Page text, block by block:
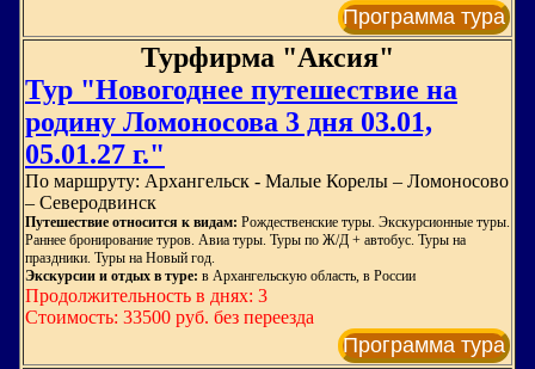
Программа тура
Турфирма "Аксия"
Тур "Новогоднее путешествие на
родину Ломоносова 3 дня 03.01,
05.01.27 г."
По маршруту: Архангельск - Малые Корелы – Ломоносово
– Северодвинск
Путешествие относится к видам: Рождественские туры. Экскурсионные туры.
Раннее бронирование туров. Авиа туры. Туры по Ж/Д + автобус. Туры на
праздники. Туры на Новый год.
Экскурсии и отдых в туре: в Архангельскую область, в России
Продолжительность в днях: 3
Стоимость: 33500 руб. без переезда
Программа тура